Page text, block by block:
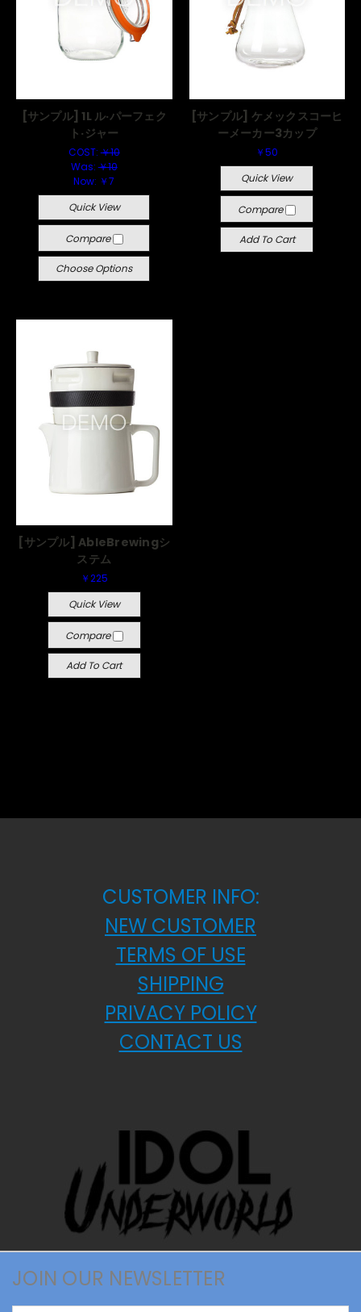
[サンプル] 1L ル·パーフェク
ト·ジャー
COST:￥10
Was:￥10
Now: ￥7
Quick View
Compare
Choose Options
[サンプル] ケメックスコーヒ
ーメーカー3カップ
￥50
Quick View
Compare
Add To Cart
[サンプル] AbleBrewingシ
ステム
￥225
Quick View
Compare
Add To Cart
CUSTOMER INFO:
NEW CUSTOMER
TERMS OF USE
SHIPPING
PRIVACY POLICY
CONTACT US
JOIN OUR NEWSLETTER